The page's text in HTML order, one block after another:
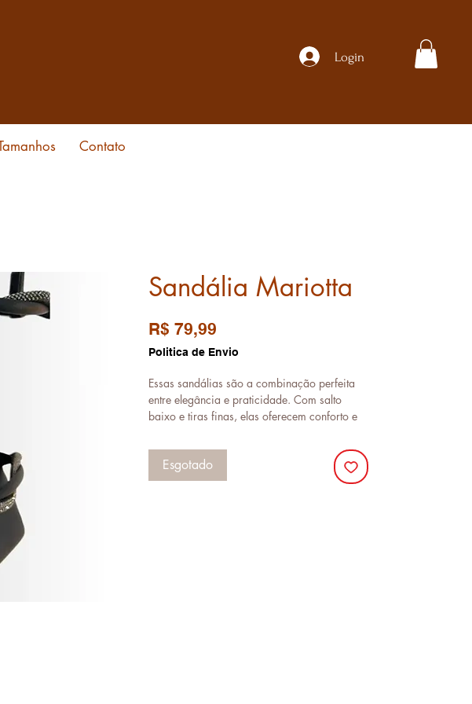
Login
Contato
Sandália Mariotta
R$ 79,99
Politica de Envio
Essas sandálias são a combinação perfeita
entre elegância e praticidade. Com salto
baixo e tiras finas, elas oferecem conforto e
brilho nas tiras adiciona um toque sofisticado
e discreto, ideal para eventos que pedem um
look mais arrumado sem perder o conforto.
Esgotado